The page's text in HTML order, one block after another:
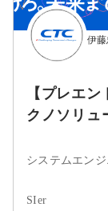
伊
【プレエ
クノソリュ
卒採用
システムエン
SIer